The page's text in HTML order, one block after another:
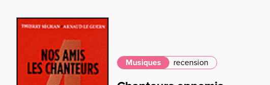
Musiques recension